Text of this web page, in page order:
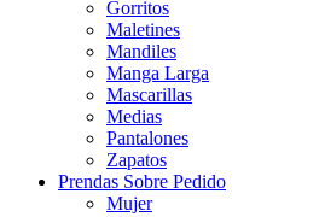
Gorritos
Maletines
Mandiles
Manga Larga
Mascarillas
Medias
Pantalones
Zapatos
Prendas Sobre Pedido
Mujer